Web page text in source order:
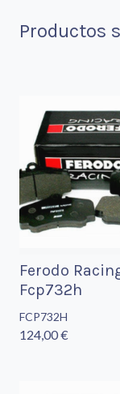
Productos
Ferodo
Fcp732h
FCP732H
124,00 €